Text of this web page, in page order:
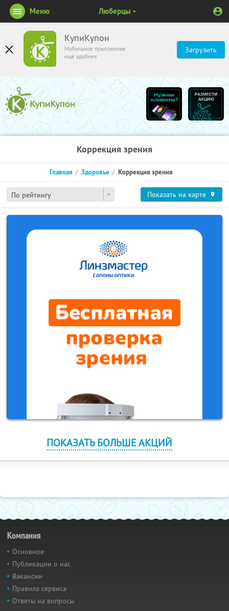
КупиКупон
Мобильное приложение
ещё удобнее
Загрузить
Меню Люберцы
Коррекция зрения
По рейтингу
Главная Здоровье Коррекция зрения
Показать на карте
ПОКАЗАТЬ БОЛЬШЕ АКЦИЙ
Компания
Основное
Публикации о нас
Вакансии
Правила сервиса
Ответы на вопросы